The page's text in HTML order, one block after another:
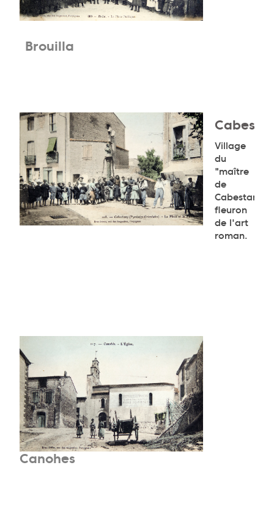
Brouilla
Village
du
"maître
de
Cabestany"
fleuron
de l'art
roman.
Canohes